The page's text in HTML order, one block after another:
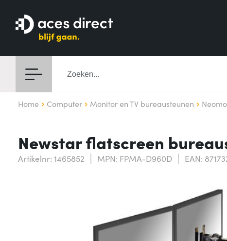
Home Computer Monitor en TV bureausteunen
Newstar flatscreen
Artikelnr: 1465852 MPN: FPMA-D960D EAN: